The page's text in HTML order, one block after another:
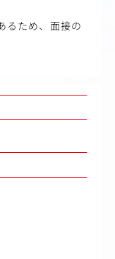
るため、面接の